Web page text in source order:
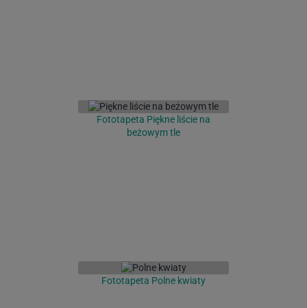
Fototapeta Piękne liście na
beżowym tle
Fototapeta Polne kwiaty